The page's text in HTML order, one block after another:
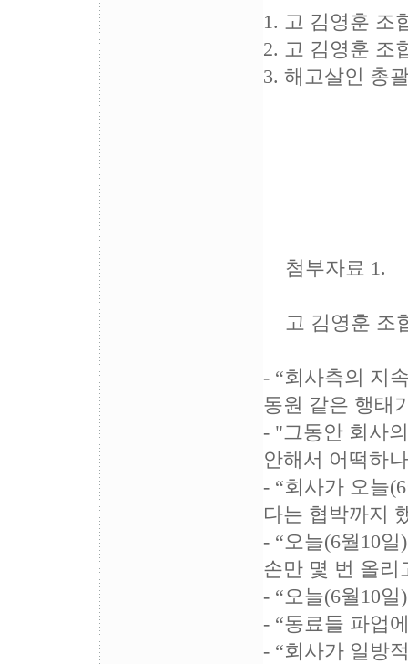
1. 고 김영훈 조
2. 고 김영훈 조
3. 해고살인 총
첨부자료 1.
고 김영훈 조
- “회사측의 지
동원 같은 행태
- "그동안 회사
안해서 어떡하
- “회사가 오늘
다는 협박까지
- “오늘(6월10
손만 몇 번 올리
- “오늘(6월10
- “동료들 파업
- “회사가 일방